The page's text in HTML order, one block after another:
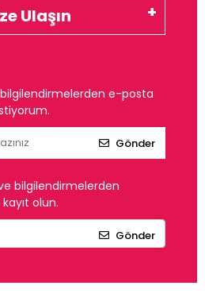
Ulaşın
e-posta
Gönder
bilgilendirmelerden
olun.
Gönder